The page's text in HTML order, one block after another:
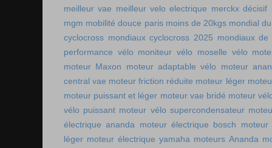
meilleur vae meilleur velo electrique merckx décisif
mgm mobilité douce paris moins de 20kgs mondial
cyclocross mondiaux cyclocross 2025 mondiaux de
performance vélo moniteur vélo moselle vélo
moteur Maxon
moteur adaptable vélo
moteur
central vae moteur friction réduite moteur léger
moteur puissant et léger moteur vae bridé moteur
vélo puissant moteur vélo supercondensateur
électrique ananda
moteur électrique bosch
moteur
léger moteur électrique yamaha moteurs Ananda